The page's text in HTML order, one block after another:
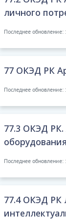
личного
Последнее
77 ОКЭД РК
Последнее
77.3 ОКЭД
Последнее
77.4 ОКЭД РК